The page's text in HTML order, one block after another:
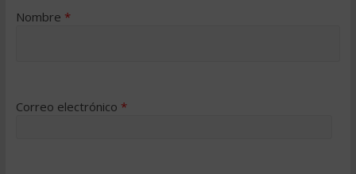
Nombre *
Correo electrónico *